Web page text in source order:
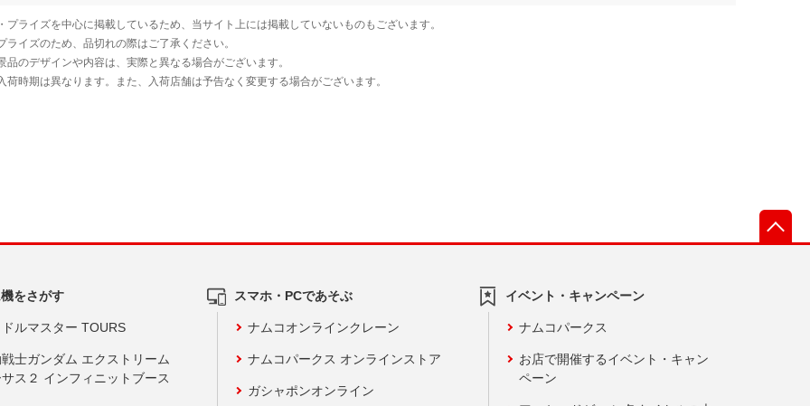
をさがす
ルマスター TOURS
士ガンダム エクストリーム
ス２ インフィニットブース
スマホ・PCであそぶ
ナムコオンラインクレーン
ナムコパークス オンラインストア
ガシャポンオンライン
イベント・キャンペーン
ナムコパークス
お店で開催するイベント・キャン
ペーン